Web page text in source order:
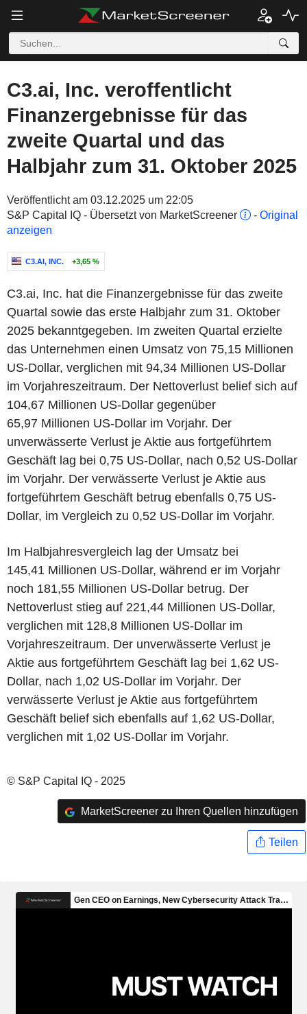
C3.ai, Inc. veroffentlicht
Finanzergebnisse für das
zweite Quartal und das
Halbjahr zum 31. Oktober 2025
Veröffentlicht am 03.12.2025 um 22:05
S&P Capital IQ - Übersetzt von MarketScreener
- Original
anzeigen
C3.AI, INC. +3,65 %
C3.ai, Inc. hat die Finanzergebnisse für das zweite
Quartal sowie das erste Halbjahr zum 31. Oktober
2025 bekanntgegeben. Im zweiten Quartal erzielte
das Unternehmen einen Umsatz von 75,15 Millionen
US-Dollar, verglichen mit 94,34 Millionen US-Dollar
im Vorjahreszeitraum. Der Nettoverlust belief sich auf
104,67 Millionen US-Dollar gegenüber
65,97 Millionen US-Dollar im Vorjahr. Der
unverwässerte Verlust je Aktie aus fortgeführtem
Geschäft lag bei 0,75 US-Dollar, nach 0,52 US-Dollar
im Vorjahr. Der verwässerte Verlust je Aktie aus
fortgeführtem Geschäft betrug ebenfalls 0,75 US-
Dollar, im Vergleich zu 0,52 US-Dollar im Vorjahr.
Im Halbjahresvergleich lag der Umsatz bei
145,41 Millionen US-Dollar, während er im Vorjahr
noch 181,55 Millionen US-Dollar betrug. Der
Nettoverlust stieg auf 221,44 Millionen US-Dollar,
verglichen mit 128,8 Millionen US-Dollar im
Vorjahreszeitraum. Der unverwässerte Verlust je
Aktie aus fortgeführtem Geschäft lag bei 1,62 US-
Dollar, nach 1,02 US-Dollar im Vorjahr. Der
verwässerte Verlust je Aktie aus fortgeführtem
Geschäft belief sich ebenfalls auf 1,62 US-Dollar,
verglichen mit 1,02 US-Dollar im Vorjahr.
© S&P Capital IQ - 2025
MarketScreener zu Ihren Quellen hinzufügen
Teilen